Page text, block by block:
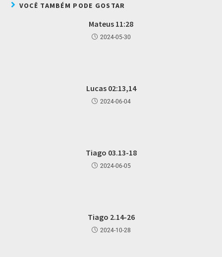
VOCÊ TAMBÉM PODE GOSTAR
Mateus 11:28
2024-05-30
Lucas 02:13,14
2024-06-04
Tiago 03.13-18
2024-06-05
Tiago 2.14-26
2024-10-28